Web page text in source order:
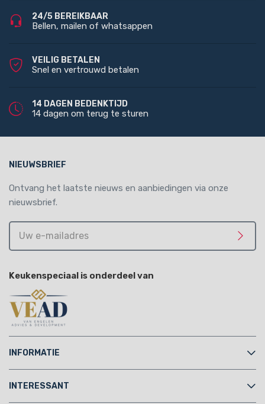
24/5 BEREIKBAAR
Bellen, mailen of whatsappen
VEILIG BETALEN
Snel en vertrouwd betalen
14 DAGEN BEDENKTIJD
14 dagen om terug te sturen
NIEUWSBRIEF
Ontvang het laatste nieuws en aanbiedingen via onze
nieuwsbrief.
Meld
Keukenspeciaal is onderdeel van
INFORMATIE
INTERESSANT